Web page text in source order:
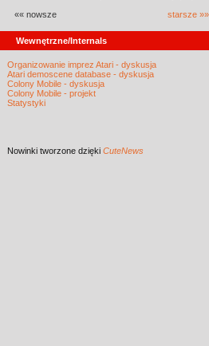
«« nowsze starsze »»
Wewnętrzne/Internals
Organizowanie imprez Atari - dyskusja
Atari demoscene database - dyskusja
Colony Mobile - dyskusja
Colony Mobile - projekt
Statystyki
Nowinki tworzone dzięki CuteNews